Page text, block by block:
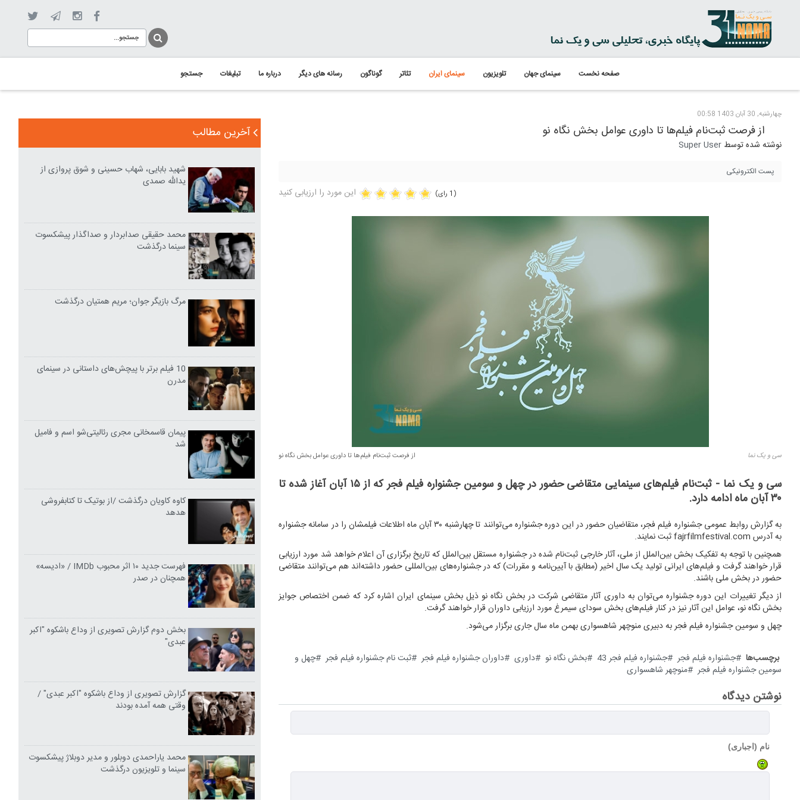
صفحه نخست سینمای جهان تلویزیون سینمای ایران تئاتر گوناگون رسانه های دیگر درباره ما تبلیغات جستجو
چهارشنبه, 30 آبان 1403 00:58
از فرصت ثبت‌نام فیلم‌ها تا داوری عوامل بخش نگاه نو
نوشته شده توسط Super User
پست الکترونیکی
این مورد را ارزیابی کنید (1 رای)
از فرصت ثبت‌نام فیلم‌ها تا داوری عوامل بخش نگاه نو سی و یک نما
سی و یک نما - ثبت‌نام فیلم‌های سینمایی متقاضی حضور در چهل و سومین جشنواره فیلم فجر که از ۱۵ آبان آغاز شده تا
۳۰ آبان ماه ادامه دارد.
به گزارش روابط عمومی جشنواره فیلم فجر، متقاضیان حضور در این دوره جشنواره می‌توانند تا چهارشنبه ۳۰ آبان ماه اطلاعات فیلمشان را در سامانه جشنواره
به آدرس fajrfilmfestival.com ثبت نمایند.
همچنین با توجه به تفکیک بخش بین‌الملل از ملی، آثار خارجی ثبت‌نام شده در جشنواره مستقل بین‌الملل که تاریخ برگزاری آن اعلام خواهد شد مورد ارزیابی
قرار خواهند گرفت و فیلم‌های ایرانی تولید یک سال اخیر (مطابق با آیین‌نامه و مقررات) که در جشنواره‌های بین‌المللی حضور داشته‌اند هم می‌توانند متقاضی
حضور در بخش ملی باشند.
از دیگر تغییرات این دوره جشنواره می‌توان به داوری آثار متقاضی شرکت در بخش نگاه نو ذیل بخش سینمای ایران اشاره کرد که ضمن اختصاص جوایز
بخش نگاه نو، عوامل این آثار نیز در کنار فیلم‌های بخش سودای سیمرغ مورد ارزیابی داوران قرار خواهند گرفت.
چهل و سومین جشنواره فیلم فجر به دبیری منوچهر شاهسواری بهمن ماه سال جاری برگزار می‌شود.
برچسب‌ها جشنواره فیلم فجر جشنواره فیلم فجر 43 بخش نگاه نو داوری داوران جشنواره فیلم فجر ثبت نام جشنواره فیلم فجر
چهل و
سومین جشنواره فیلم فجر
منوچهر شاهسواری
نوشتن دیدگاه
نام (اجباری)
آخرین مطالب
شهید بابایی، شهاب حسینی و شوق پروازی از
یدالله صمدی
محمد حقیقی صدابردار و صداگذار پیشکسوت
سینما درگذشت
مرگ بازیگر جوان؛ مریم همتیان درگذشت
10 فیلم برتر با پیچش‌های داستانی در سینمای
مدرن
پیمان قاسمخانی مجری رئالیتی‌شو اسم و فامیل
شد
کاوه کاویان درگذشت /از بوتیک تا کتابفروشی
هدهد
فهرست جدید ۱۰ اثر محبوب IMDb / «ادیسه»
همچنان در صدر
بخش دوم گزارش تصویری از وداع باشکوه "اکبر
عبدی"
گزارش تصویری از وداع باشکوه "اکبر عبدی" /
وقتی همه آمده بودند
محمد یاراحمدی دوبلور و مدیر دوبلاژ پیشکسوت
سینما و تلویزیون درگذشت